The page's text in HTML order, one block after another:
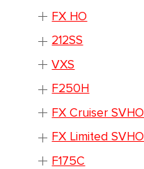
FX HO
212SS
VXS
F250H
FX Cruiser SVHO
FX Limited SVHO
F175C